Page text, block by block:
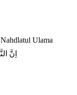
Ulama
اِنَّ